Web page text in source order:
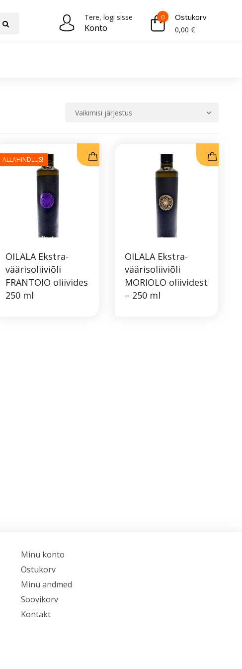
Tere, logi sisse
Konto
0 Ostukorv
0,00 €
ALLAHINDLUS!
OILALA Ekstra-
väärisoliiviõli
FRANTOIO oliivides
250 ml
OILALA Ekstra-
väärisoliiviõli
MORIOLO oliividest
– 250 ml
Minu konto
Ostukorv
Minu andmed
Soovikorv
Kontakt